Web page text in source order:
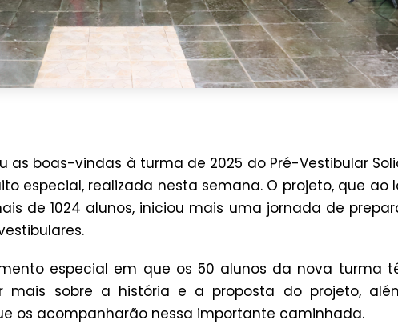
as boas-vindas à turma de 2025 do Pré-Vestibular
especial, realizada nesta semana. O projeto, que ao
de 1024 alunos, iniciou mais uma jornada de
especial em que os 50 alunos da nova turma
mais sobre a história e a proposta do projeto,
os acompanharão nessa importante caminhada.